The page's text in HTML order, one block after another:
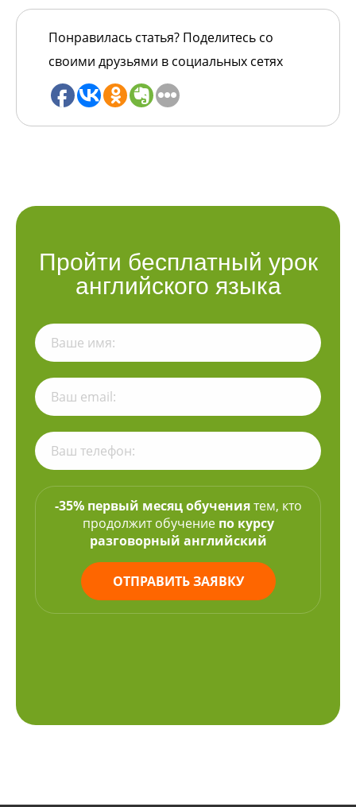
Понравилась статья? Поделитесь со
своими друзьями в социальных сетях
Пройти бесплатный урок
английского языка
-35% первый месяц обучениятем, кто
продолжит обучение по курсу
разговорный английский
ОТПРАВИТЬ ЗАЯВКУ